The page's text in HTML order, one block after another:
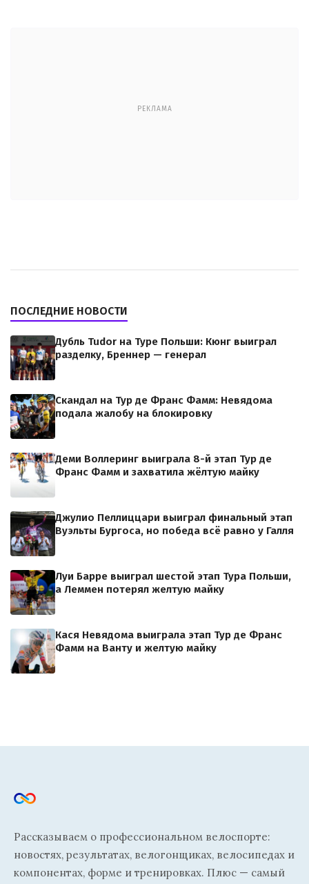
РЕКЛАМА
ПОСЛЕДНИЕ НОВОСТИ
Дубль Tudor на Туре Польши: Кюнг выиграл
разделку, Бреннер — генерал
Скандал на Тур де Франс Фамм: Невядома
подала жалобу на блокировку
Деми Воллеринг выиграла 8-й этап Тур де
Франс Фамм и захватила жёлтую майку
Джулио Пеллиццари выиграл финальный этап
Вуэльты Бургоса, но победа всё равно у Галля
Луи Барре выиграл шестой этап Тура Польши,
а Леммен потерял желтую майку
Кася Невядома выиграла этап Тур де Франс
Фамм на Ванту и желтую майку
Рассказываем о профессиональном велоспорте:
новостях, результатах, велогонщиках, велосипедах и
компонентах, форме и тренировках. Плюс — самый